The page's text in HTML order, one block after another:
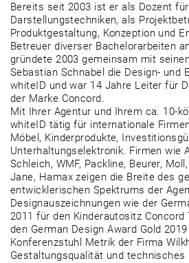
Bereits seit 2003 ist er als Dozent
Darstellungstechniken, als
Produktgestaltung, Konzeption und
Betreuer diverser Bachelorarbeiten
gründete 2003 gemeinsam mit
Sebastian Schnabel die Design- und
whiteID und war 14 Jahre Leiter für
der Marke Concord.
Mit Ihrer Agentur und Ihrem ca. 10-
whiteID tätig für internationale
Möbel, Kinderprodukte,
Unterhaltungselektronik. Firmen wie
Schleich, WMF, Packline, Beurer,
Jane, Hamax zeigen die Breite des
entwicklerischen Spektrums der
Designauszeichnungen wie der
2011 für den Kinderautositz Concord
den German Design Award Gold
Konferenzstuhl Metrik der Firma
Gestaltungsqualität und technisches